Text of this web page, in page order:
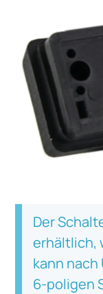
Der
erhältlich,
kann
6-poligen